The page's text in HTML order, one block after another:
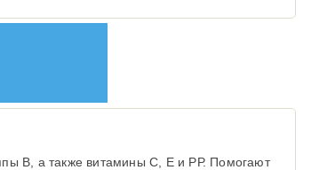
В, а также витамины С, Е и РР. Помогают